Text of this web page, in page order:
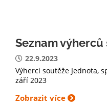
Seznam
22.9.2023
Výherci soutěže Jednota,
září 2023
Zobrazit více